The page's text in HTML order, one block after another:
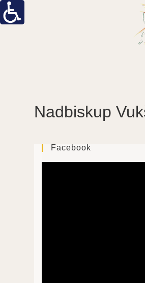
Nadbiskup
Facebook